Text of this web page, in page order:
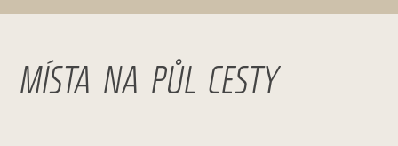
MÍSTA NA PŮL CESTY